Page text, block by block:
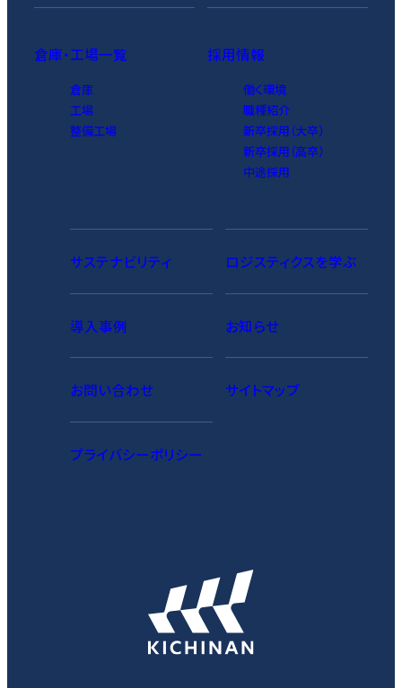
倉庫・工場一覧
倉庫
工場
整備工場
採用情報
働く環境
職種紹介
新卒採用（大卒）
新卒採用（高卒）
中途採用
サステナビリティ ロジスティクスを学ぶ
導入事例 お知らせ
お問い合わせ サイトマップ
プライバシーポリシー